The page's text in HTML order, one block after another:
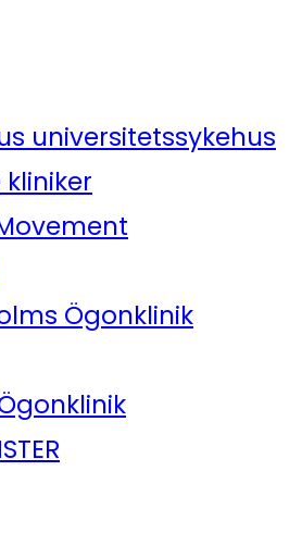
universitetssykehus
Ögonklinik